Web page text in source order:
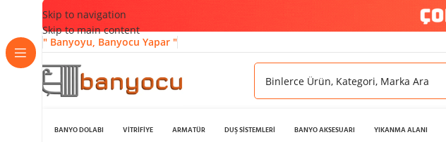
Skip to navigation
Skip to main content
" Banyoyu, Banyocu Yapar "
BANYO DOLABI VİTRİFİYE ARMATÜR DUŞ SİSTEMLERİ BANYO AKSESUARI YIKANMA ALANI